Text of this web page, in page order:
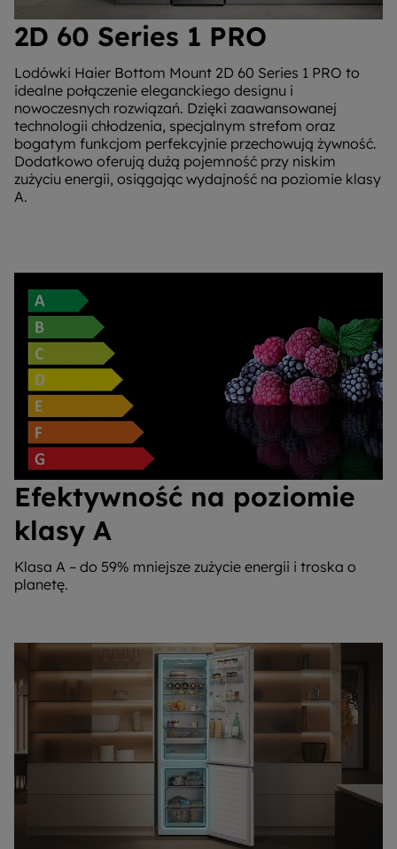
2D 60 Series 1 PRO
Lodówki Haier Bottom Mount 2D 60 Series 1 PRO to
idealne połączenie eleganckiego designu i
nowoczesnych rozwiązań. Dzięki zaawansowanej
technologii chłodzenia, specjalnym strefom oraz
bogatym funkcjom perfekcyjnie przechowują żywność.
Dodatkowo oferują dużą pojemność przy niskim
zużyciu energii, osiągając wydajność na poziomie klasy
A.
Efektywność na poziomie
klasy A
Klasa A – do 59% mniejsze zużycie energii i troska o
planetę.